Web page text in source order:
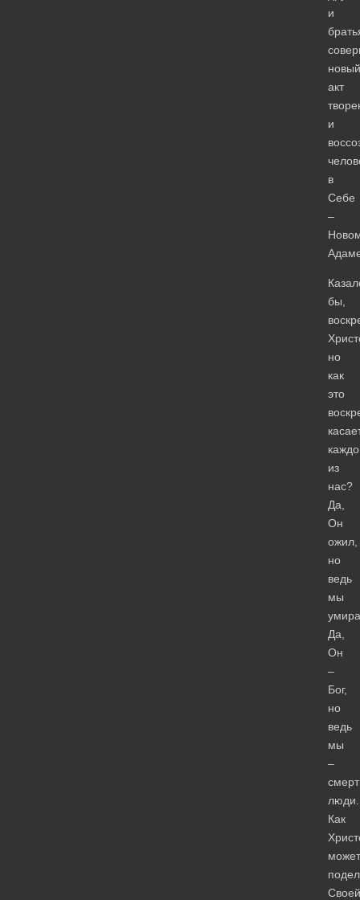
и
новый
акт
и
в
Себе
–
бы,
но
как
это
из
нас?
Да,
Он
ожил,
но
ведь
мы
Да,
Он
–
Бог,
но
ведь
мы
–
люди.
Как
может
Своей